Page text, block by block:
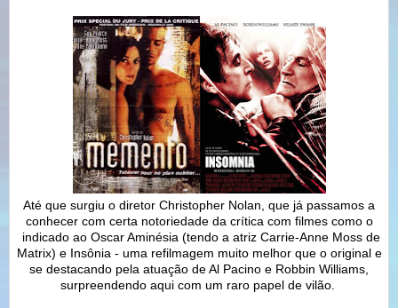
Até que surgiu o diretor Christopher Nolan, que já passamos a
conhecer com certa notoriedade da crítica com filmes como o
indicado ao Oscar Aminésia (tendo a atriz Carrie-Anne Moss de
Matrix) e Insônia - uma refilmagem muito melhor que o original e
se destacando pela atuação de Al Pacino e Robbin Williams,
surpreendendo aqui com um raro papel de vilão.